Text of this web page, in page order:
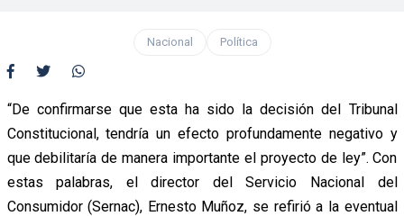
Nacional Política
“De confirmarse que esta ha sido la decisión del Tribunal
Constitucional, tendría un efecto profundamente negativo y
que debilitaría de manera importante el proyecto de ley”. Con
estas palabras, el director del Servicio Nacional del
Consumidor (Sernac), Ernesto Muñoz, se refirió a la eventual